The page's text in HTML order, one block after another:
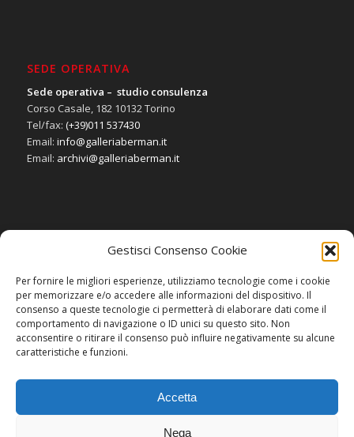
Gestisci Consenso Cookie
Per fornire le migliori esperienze, utilizziamo tecnologie come i cookie
per memorizzare e/o accedere alle informazioni del dispositivo. Il
consenso a queste tecnologie ci permetterà di elaborare dati come il
comportamento di navigazione o ID unici su questo sito. Non
acconsentire o ritirare il consenso può influire negativamente su alcune
caratteristiche e funzioni.
Accetta
Nega
SEDE OPERATIVA
Sede operativa – studio consulenza
Corso Casale, 182 10132 Torino
Tel/fax: (+39)011 537430
Email: info@galleriaberman.it
Email: archivi@galleriaberman.it